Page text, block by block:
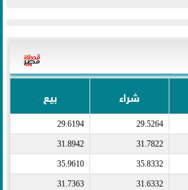
شراء بيع
29.5264
29.6194
31.7822
31.8942
35.8332
35.9610
31.6332
31.7363